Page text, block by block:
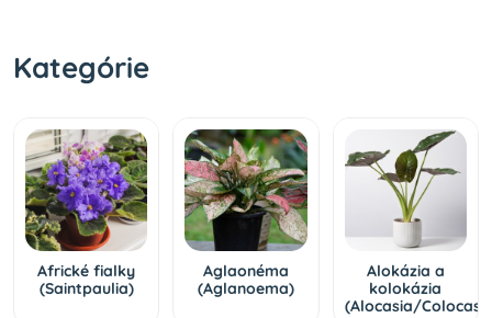
Kategórie
Africké fialky
(Saintpaulia)
Aglaonéma
(Aglanoema)
Alokázia a
kolokázia
(Alocasia/